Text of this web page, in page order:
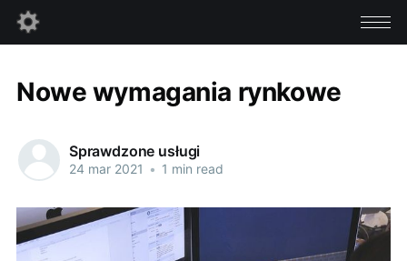
Nowe wymagania rynkowe
Sprawdzone usługi
24 mar 2021 • 1 min read